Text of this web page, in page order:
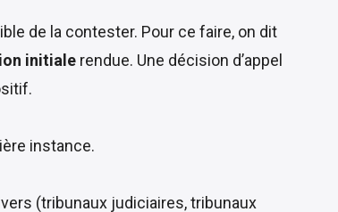
de la contester. Pour ce faire, on dit
initiale rendue. Une décision d’appel
instance.
(tribunaux judiciaires, tribunaux